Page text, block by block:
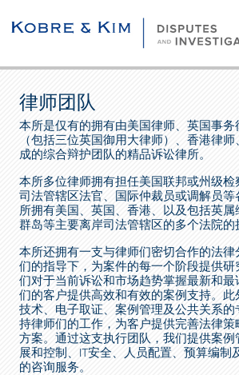
律师团队
本所是仅有的拥有由美国律师、英国事
（包括三位英国御用大律师）、香港律
成的综合辩护团队的精品诉讼律所。
本所多位律师拥有担任美国联邦或州级
司法管辖区法官、国际仲裁员或调解员
所拥有美国、英国、香港、以及包括英属
群岛等主要离岸司法管辖区的多个法院的
本所还拥有一支与律师们密切合作的法
们的指导下，为案件的每一个阶段提供
们对于当前诉讼和市场趋势掌握最新和
们的客户提供高效和有效的案例支持。此
技术、电子取证、案例管理及公共关系的
持律师们的工作，为客户提供完善法律
方案。通过这支执行团队，我们提供案
展和控制、IT安全、人员配置、预算编制
的咨询服务。